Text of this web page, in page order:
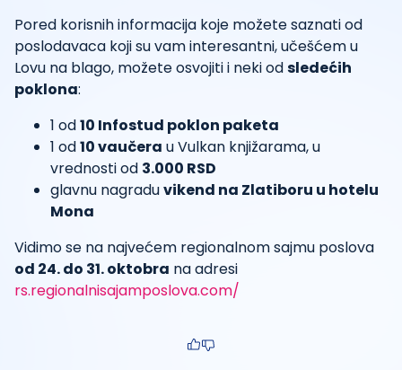
Pored korisnih informacija koje možete saznati od
poslodavaca koji su vam interesantni, učešćem u
Lovu na blago, možete osvojiti i neki odsledećih
poklona:
1 od10 Infostud poklon paketa
1 od10 vaučera u Vulkan knjižarama, u
vrednosti od 3.000 RSD
glavnu nagraduvikend na Zlatiboru u hotelu
Mona
Vidimo se na najvećem regionalnom sajmu poslova
od 24. do 31. oktobra na adresi
rs.regionalnisajamposlova.com/